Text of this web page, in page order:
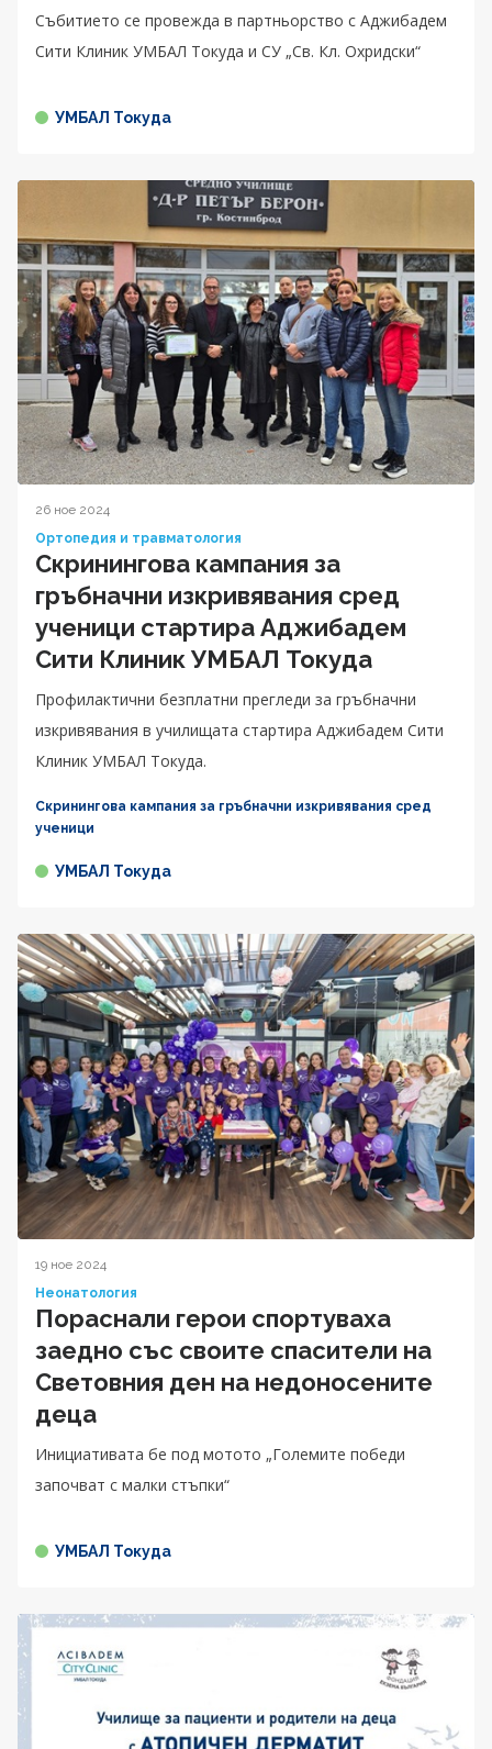
Събитието се провежда в партньорство с Аджибадем
Сити Клиник УМБАЛ Токуда и СУ „Св. Кл. Охридски“
УМБАЛ Токуда
26 ное 2024
Ортопедия и травматология
Скринингова кампания за
гръбначни изкривявания сред
ученици стартира Аджибадем
Сити Клиник УМБАЛ Токуда
Профилактични безплатни прегледи за гръбначни
изкривявания в училищата стартира Аджибадем Сити
Клиник УМБАЛ Токуда.
Скринингова кампания за гръбначни изкривявания сред
ученици
УМБАЛ Токуда
19 ное 2024
Неонатология
Пораснали герои спортуваха
заедно със своите спасители на
Световния ден на недоносените
деца
Инициативата бе под мотото „Големите победи
започват с малки стъпки“
УМБАЛ Токуда